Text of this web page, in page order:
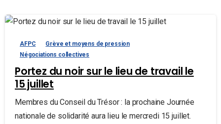
AFPC
Grève et moyens de pression
Négociations collectives
Portez du noir sur le lieu de travail le
15 juillet
Membres du Conseil du Trésor : la prochaine Journée
nationale de solidarité aura lieu le mercredi 15 juillet.